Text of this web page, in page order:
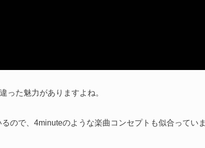
った魅力がありますよね。
ので、4minuteのような楽曲コンセプトも似合っていま